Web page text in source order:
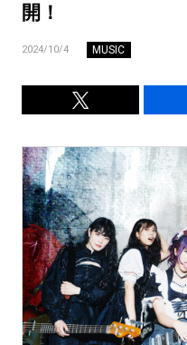
開！
2024/10/4 MUSIC